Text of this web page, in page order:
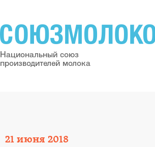
Национальный союз
производителей молока
21июня 2018